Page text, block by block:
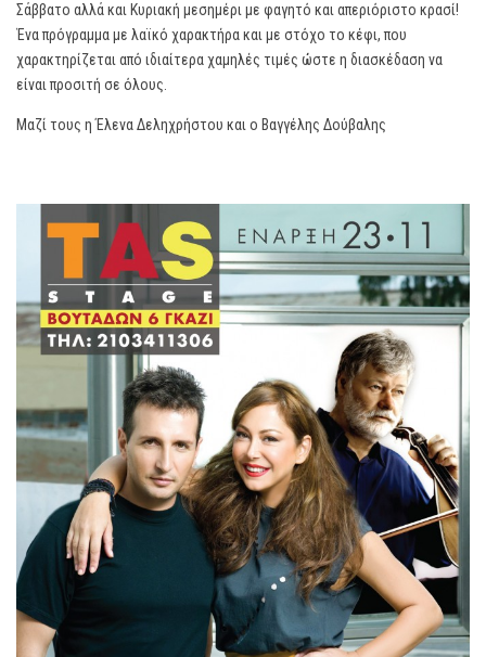
Σάββατο αλλά και Κυριακή μεσημέρι με φαγητό και απεριόριστο κρασί!
Ένα πρόγραμμα με λαϊκό χαρακτήρα και με στόχο το κέφι, που
χαρακτηρίζεται από ιδιαίτερα χαμηλές τιμές ώστε η διασκέδαση να
είναι προσιτή σε όλους.
Μαζί τους η Έλενα Δεληχρήστου και ο Βαγγέλης Δούβαλης